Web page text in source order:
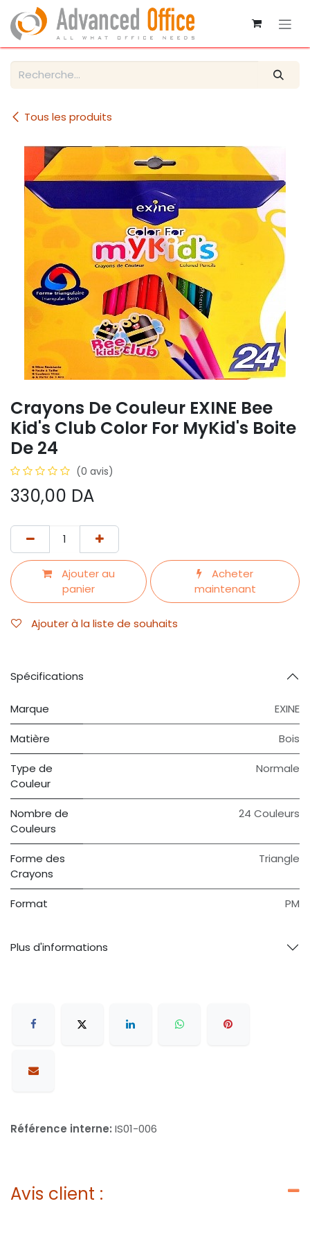
Se rendre au contenu
Tous les produits
Crayons De Couleur EXINE Bee
Kid's Club Color For MyKid's Boite
De 24
(0 avis)
330,00 DA
Ajouter au
panier
Acheter
maintenant
Ajouter à la liste de souhaits
Spécifications
Marque EXINE
Matière Bois
Type de
Couleur
Normale
Nombre de
Couleurs
24 Couleurs
Forme des
Crayons
Triangle
Format PM
Plus d'informations
Référence interne: IS01-006
Avis client :